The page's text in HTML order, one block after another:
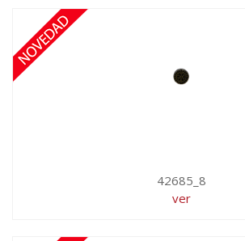
42685_8
ver